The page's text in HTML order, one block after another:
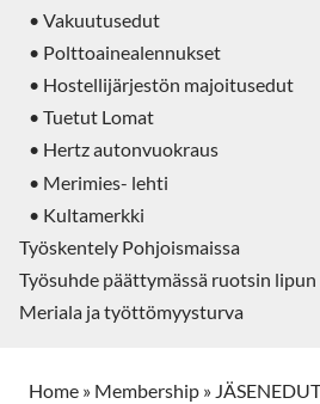
• Vakuutusedut
• Polttoainealennukset
• Hostellijärjestön majoitusedut
• Tuetut Lomat
• Hertz autonvuokraus
• Merimies- lehti
• Kultamerkki
Työskentely Pohjoismaissa
Työsuhde päättymässä ruotsin lipun
Meriala ja työttömyysturva
Home » Membership » JÄSENEDUT